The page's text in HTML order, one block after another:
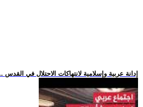
.. إدانة عربية وإسلامية لانتهاكات الاحتلال في القدس